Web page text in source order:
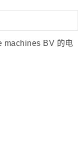
machines BV 的电